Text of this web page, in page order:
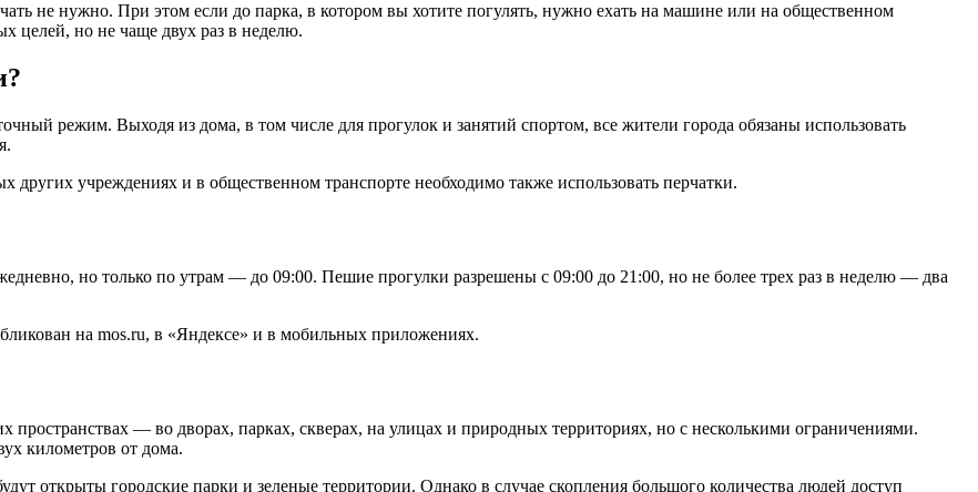
не нужно. При этом если до парка, в котором вы хотите погулять, нужно ехать на машине или на общественном
целей, но не чаще двух раз в неделю.
режим. Выходя из дома, в том числе для прогулок и занятий спортом, все жители города обязаны использовать
учреждениях и в общественном транспорте необходимо также использовать перчатки.
но только по утрам — до 09:00. Пешие прогулки разрешены с 09:00 до 21:00, но не более трех раз в неделю — два
на mos.ru, в «Яндексе» и в мобильных приложениях.
— во дворах, парках, скверах, на улицах и природных территориях, но с несколькими ограничениями.
километров от дома.
открыты городские парки и зеленые территории. Однако в случае скопления большого количества людей доступ